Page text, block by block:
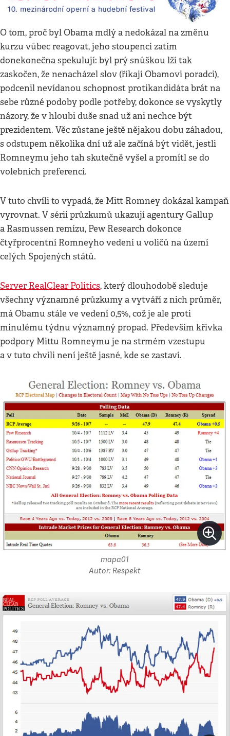
O tom, proč byl Obama mdlý a nedokázal na změnu
kurzu vůbec reagovat, jeho stoupenci zatím
donekonečna spekulují: byl prý snůškou lží tak
zaskočen, že nenacházel slov (říkají Obamovi poradci),
podcenil nevídanou schopnost protikandidáta brát na
sebe různé podoby podle potřeby, dokonce se vyskytly
názory, že v hloubi duše snad už ani nechce být
prezidentem. Věc zůstane ještě nějakou dobu záhadou,
s odstupem několika dní už ale začíná být vidět, jestli
Romneymu jeho tah skutečně vyšel a promítl se do
volebních preferencí.
V tuto chvíli to vypadá, že Mitt Romney dokázal kampaň
vyrovnat. V sérii průzkumů ukazují agentury Gallup
a Rasmussen remízu, Pew Research dokonce
čtyřprocentní Romneyho vedení u voličů na území
celých Spojených států.
Server RealClear Politics, který dlouhodobě sleduje
všechny významné průzkumy a vytváří z nich průměr,
má Obamu stále ve vedení 0,5%, což je ale proti
minulému týdnu významný propad. Především křivka
podpory Mittu Romneymu je na strmém vzestupu
a v tuto chvíli není ještě jasné, kde se zastaví.
mapa01
Autor: Respekt